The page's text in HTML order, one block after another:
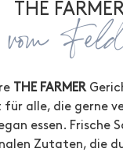
THE
vom
THE FARMER
für alle, die gerne
essen. Frische
Zutaten, die